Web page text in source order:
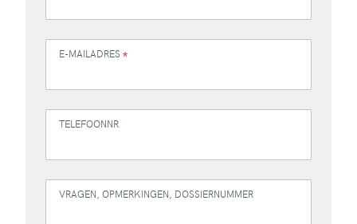
E-MAILADRES *
TELEFOONNR
VRAGEN, OPMERKINGEN, DOSSIERNUMMER